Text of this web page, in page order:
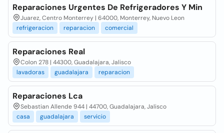
Reparaciones Urgentes De Refrigeradores Y Min
Juarez, Centro Monterrey | 64000, Monterrey, Nuevo Leon
refrigeracion
reparacion comercial
Reparaciones Real
Colon 278 | 44300, Guadalajara, Jalisco
lavadoras
guadalajara reparacion
Reparaciones Lca
Sebastian Allende 944 | 44700, Guadalajara, Jalisco
casa
guadalajara servicio